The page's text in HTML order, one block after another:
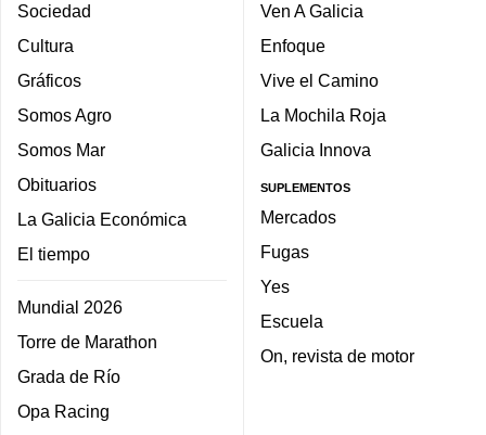
Sociedad
Cultura
Gráficos
Somos Agro
Somos Mar
Obituarios
La Galicia Económica
El tiempo
Mundial 2026
Torre de Marathon
Grada de Río
Opa Racing
Ven A Galicia
Enfoque
Vive el Camino
La Mochila Roja
Galicia Innova
SUPLEMENTOS
Mercados
Fugas
Yes
Escuela
On, revista de motor